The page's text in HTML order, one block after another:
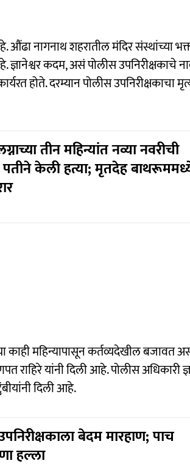
नागनाथ शहरातील मंदिर संस्थांच्या
कदम, असं पोलीस उपनिरीक्षकाचे
होते. दरम्यान पोलीस उपनिरीक्षकाचा
तीन महिन्यांत नव्या नवरीची
पतीने केली हत्या; मृतदेह
काही महिन्यापासून कर्तव्यदेखील बजावत
राहिरे यांनी दिली आहे. पोलीस अधिकारी
दिली आहे.
बेदम मारहाण; पाच
हल्ला